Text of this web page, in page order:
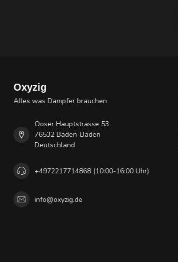
Oxyzig
Alles was Dampfer brauchen
Ooser Hauptstrasse 53
76532 Baden-Baden
Deutschland
+4972217714868 (10:00-16:00 Uhr)
info@oxyzig.de